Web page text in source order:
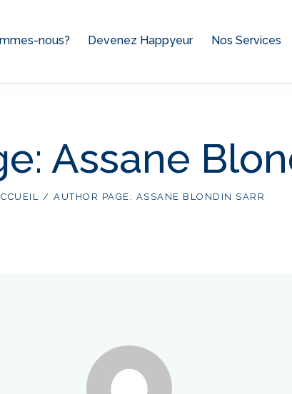
nous? Devenez Happyeur Nos Services
Assane
AUTHOR PAGE: ASSANE BLONDIN SARR